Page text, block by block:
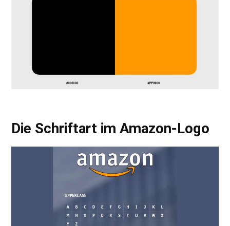
Die Schriftart im Amazon-Logo